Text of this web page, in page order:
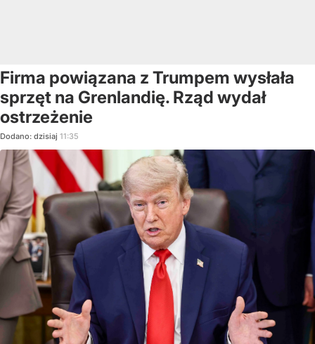
Firma powiązana z Trumpem wysłała
sprzęt na Grenlandię. Rząd wydał
ostrzeżenie
Dodano: dzisiaj 11:35